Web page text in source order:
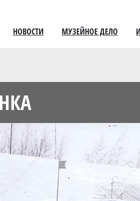
НОВОСТИ МУЗЕЙНОЕ ДЕЛО